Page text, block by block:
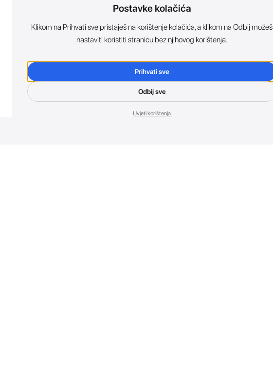
Postavke kolačića
Klikom na Prihvati sve pristaješ na korištenje kolačića, a klikom na Odbij možeš
nastaviti koristiti stranicu bez njihovog korištenja.
Prihvati sve
Odbij sve
Uvjeti korištenja